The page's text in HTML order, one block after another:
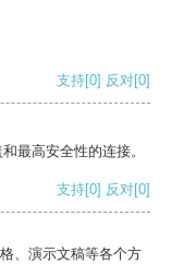
支持[0] 反对[0]
最高安全性的连接。
支持[0] 反对[0]
、演示文稿等各个方